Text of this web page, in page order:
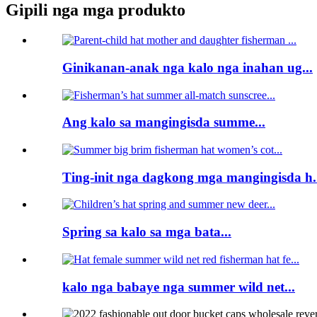
Gipili nga mga produkto
Ginikanan-anak nga kalo nga inahan ug...
Ang kalo sa mangingisda summe...
Ting-init nga dagkong mga mangingisda
Spring sa kalo sa mga bata...
kalo nga babaye nga summer wild net...